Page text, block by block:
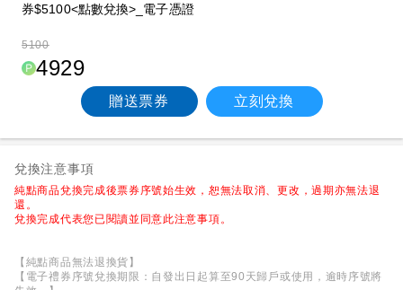
券$5100<點數兌換>_電子憑證
5100
4929
贈送票券 立刻兌換
兌換注意事項
純點商品兌換完成後票券序號始生效，恕無法取消、更改，過期亦無法退
還。
兌換完成代表您已閱讀並同意此注意事項。
【純點商品無法退換貨】
【電子禮券序號兌換期限：自發出日起算至90天歸戶或使用，逾時序號將